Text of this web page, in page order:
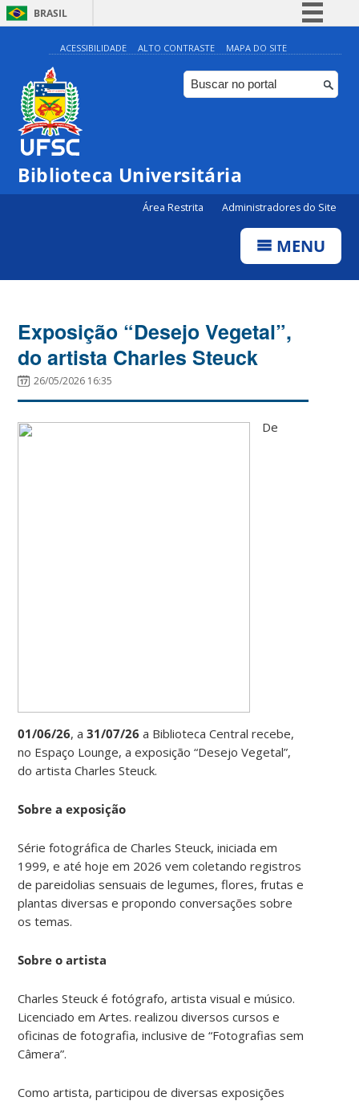
BRASIL
Simplifique!
Comunica BR
Participe
Canais
ACESSIBILIDADE ALTO CONTRASTE MAPA DO SITE
Biblioteca Universitária
Área Restrita Administradores do Site
MENU
Exposição “Desejo Vegetal”,
do artista Charles Steuck
26/05/2026 16:35
De
01/06/26, a31/07/26 a Biblioteca Central recebe,
no Espaço Lounge, a exposição “Desejo Vegetal”,
do artista Charles Steuck.
Sobre a exposição
Série fotográfica de Charles Steuck, iniciada em
1999, e até hoje em 2026 vem coletando registros
de pareidolias sensuais de legumes, flores, frutas e
plantas diversas e propondo conversações sobre
os temas.
Sobre o artista
Charles Steuck é fotógrafo, artista visual e músico.
Licenciado em Artes. realizou diversos cursos e
oficinas de fotografia, inclusive de “Fotografias sem
Câmera”.
Como artista, participou de diversas exposições